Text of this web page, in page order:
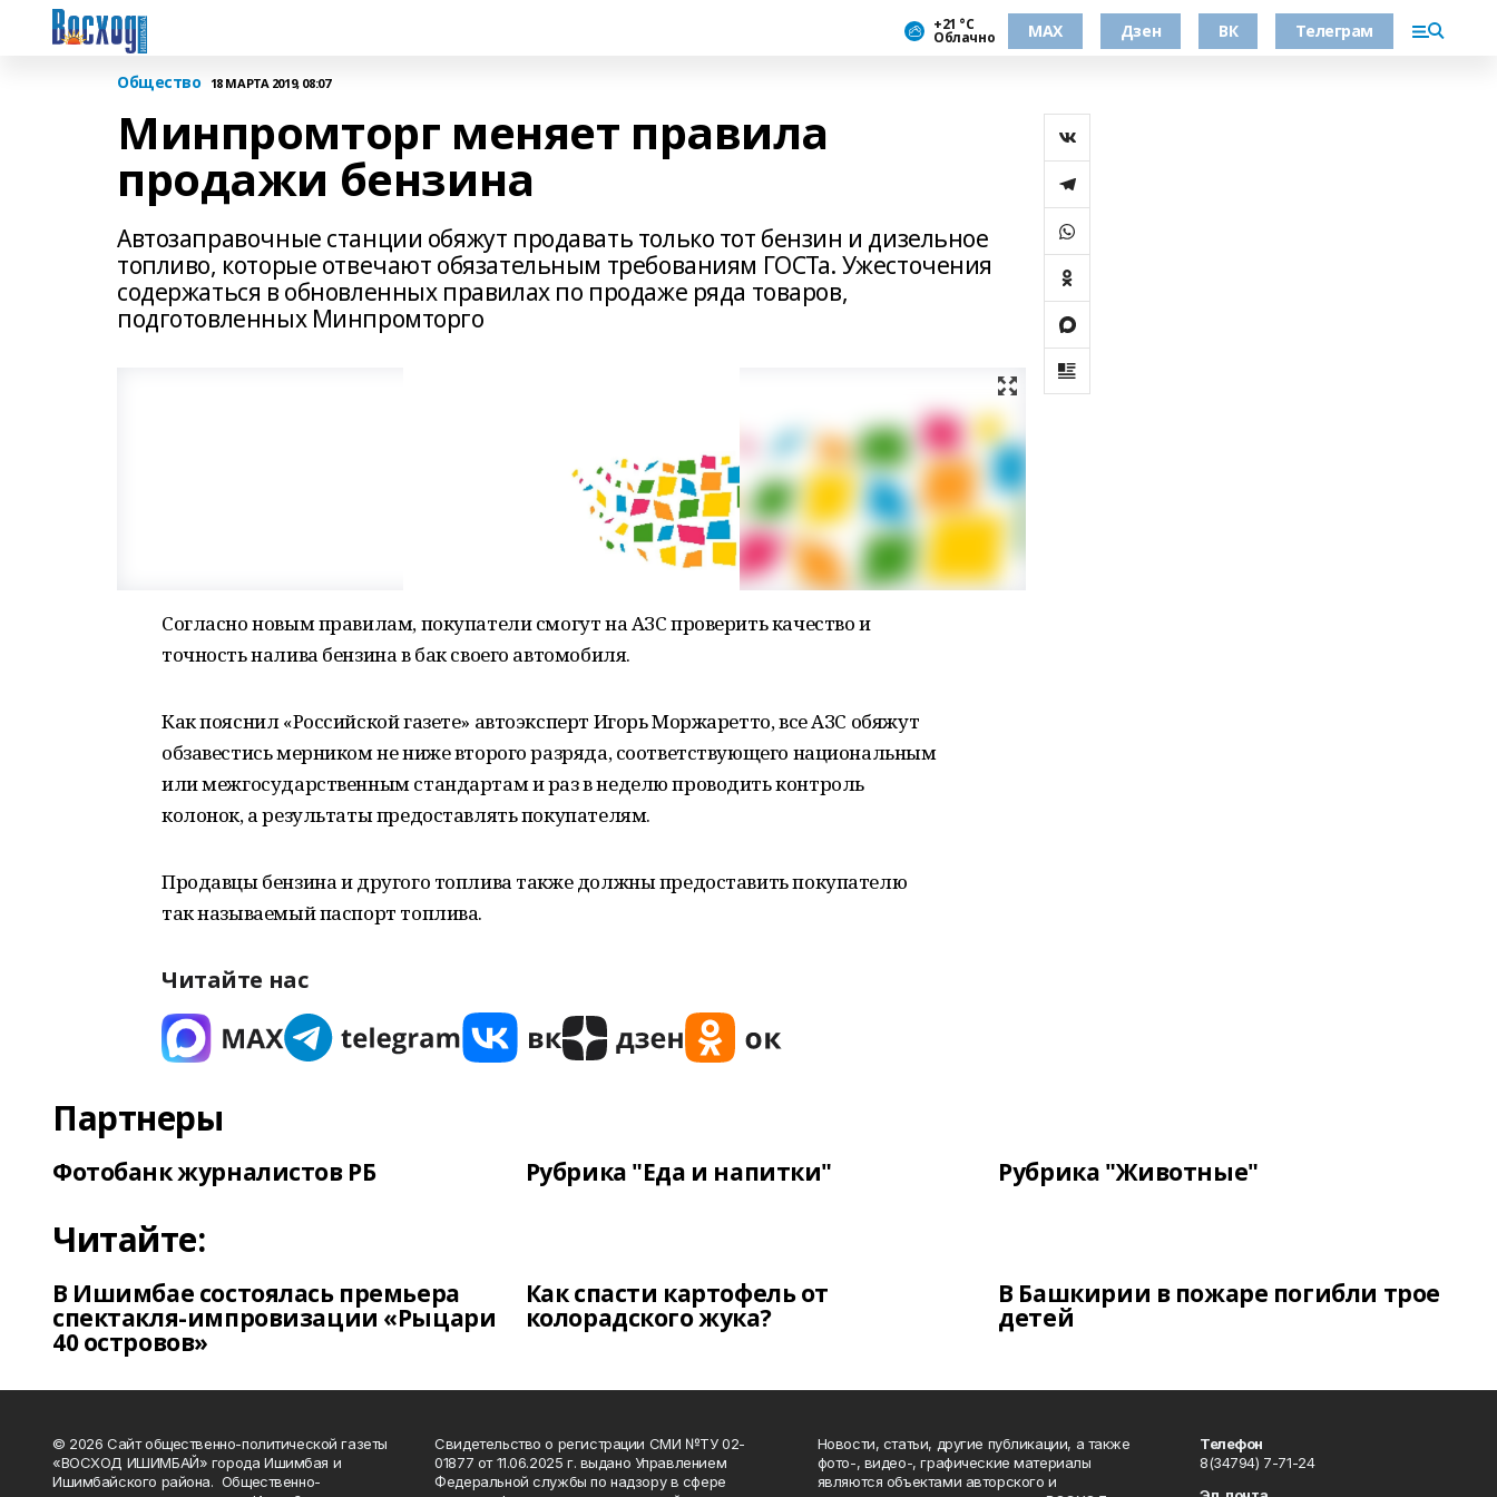
+21 °С
Облачно МАХ Дзен ВК Телеграм
Общество 18 МАРТА 2019, 08:07
Минпромторг меняет правила
продажи бензина
Автозаправочные станции обяжут продавать только тот бензин и дизельное
топливо, которые отвечают обязательным требованиям ГОСТа. Ужесточения
содержаться в обновленных правилах по продаже ряда товаров,
подготовленных Минпромторго
Согласно новым правилам, покупатели смогут на АЗС проверить качество и
точность налива бензина в бак своего автомобиля.
Как пояснил «Российской газете» автоэксперт Игорь Моржаретто, все АЗС обяжут
обзавестись мерником не ниже второго разряда, соответствующего национальным
или межгосударственным стандартам и раз в неделю проводить контроль
колонок, а результаты предоставлять покупателям.
Продавцы бензина и другого топлива также должны предоставить покупателю
так называемый паспорт топлива.
Читайте нас
Партнеры
Фотобанк журналистов РБ Рубрика "Еда и напитки" Рубрика "Животные"
Читайте:
В Ишимбае состоялась премьера
спектакля-импровизации «Рыцари
40 островов»
Как спасти картофель от
колорадского жука?
В Башкирии в пожаре погибли трое
детей
© 2026 Сайт общественно-политической газеты
«ВОСХОД ИШИМБАЙ» города Ишимбая и
Ишимбайского района. Общественно-
Свидетельство о регистрации СМИ №ТУ 02-
01877 от 11.06.2025 г. выдано Управлением
Федеральной службы по надзору в сфере
Новости, статьи, другие публикации, а также
фото-, видео-, графические материалы
являются объектами авторского и
Телефон
8(34794) 7-71-24